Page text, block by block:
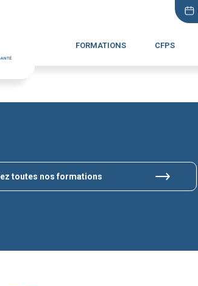
FORMATIONS CFPS
toutes nos formations